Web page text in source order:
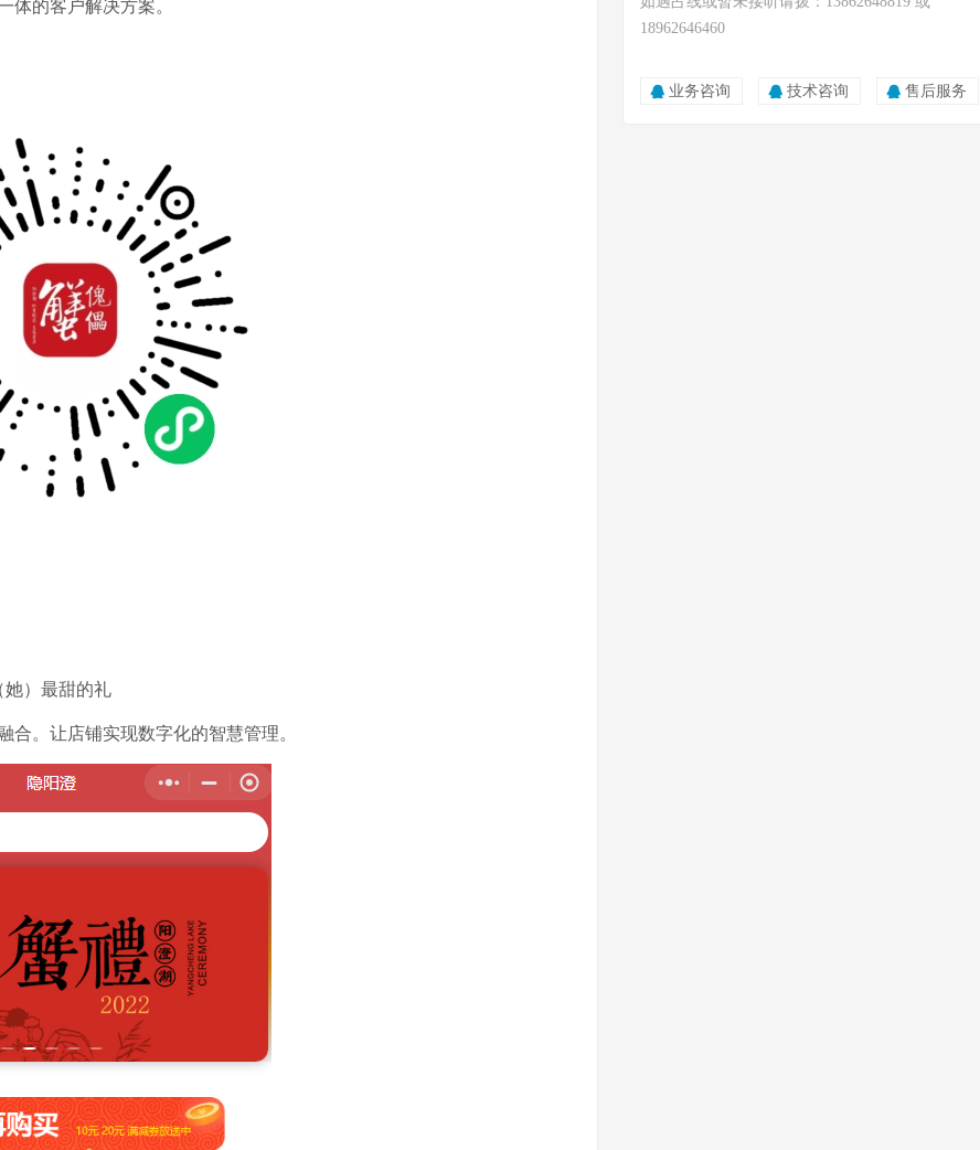
体的客户解决方案。
她）最甜的礼
。让店铺实现数字化的智慧管理。
18962646460
业务咨询 技术咨询 售后服务